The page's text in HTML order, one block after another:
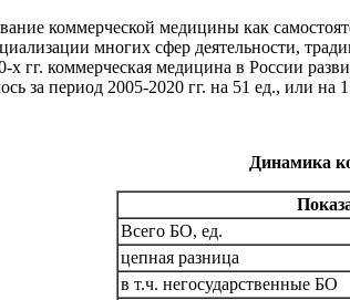
коммерческой медицины как
многих сфер деятельности,
х гг. коммерческая медицина в России
за период 2005-2020 гг. на 51 ед., или
Динамика
Всего БО, ед.
цепная разница
в т.ч. негосударственные БО